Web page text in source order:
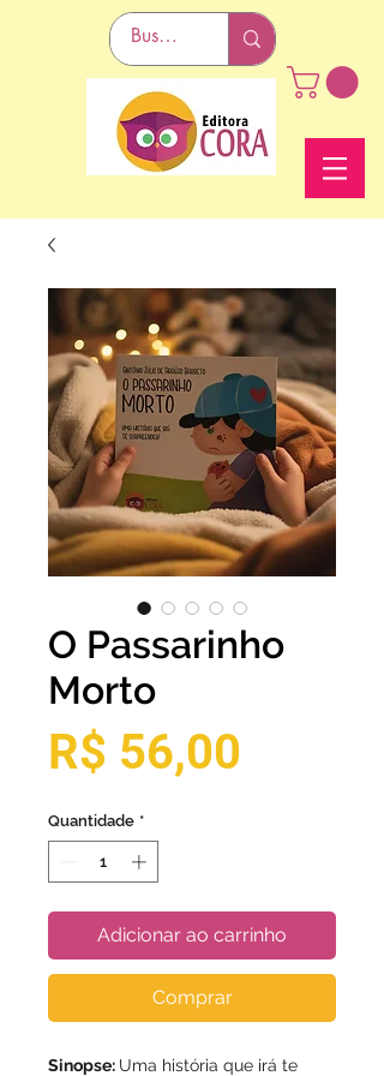
O Passarinho
Morto
R$ 56,00
Quantidade *
Adicionar ao carrinho
Comprar
Sinopse: Uma história que irá te